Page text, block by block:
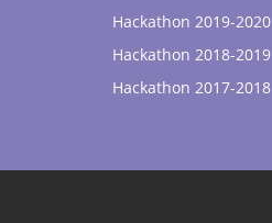
Hackathon 2019-2020
Hackathon 2018-2019
Hackathon 2017-2018